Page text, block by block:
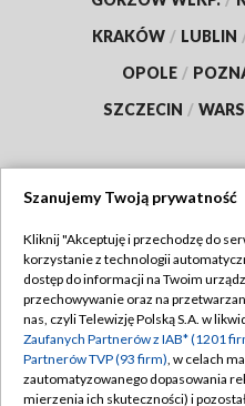
KRAKÓW / LUBLIN
OPOLE /
SZCZECIN /
Abonament TVP
Emisja w TVP
Centrum informacji TVP
Polityka
Szanujemy Twoją prywatność
Kliknij "Akceptuję i przechodzę do
korzystanie z technologii
dostęp do informacji na Twoim
przechowywanie oraz na
nas, czyli Telewizję Polską S.A. w
Zaufanych Partnerów z IAB* (1201
Partnerów TVP (93 firm), w celach
zautomatyzowanego dopasowania
mierzenia ich skuteczności) i